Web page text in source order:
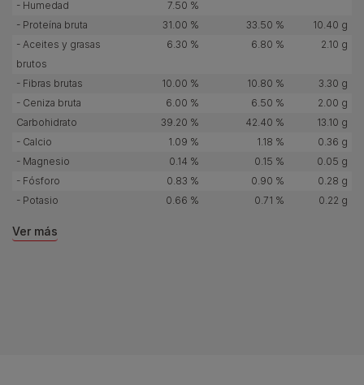
- Humedad
7.50 %
- Proteína bruta
31.00 % 33.50 %
10.40 g
- Aceites y grasas
brutos
6.30 % 6.80 % 2.10 g
- Fibras brutas 10.00 % 10.80 %
3.30 g
- Ceniza bruta
6.00 % 6.50 %
2.00 g
Carbohidrato
39.20 % 42.40 %
13.10 g
- Calcio
1.09 % 1.18 %
0.36 g
- Magnesio
0.14 % 0.15 %
0.05 g
- Fósforo
0.83 % 0.90 %
0.28 g
- Potasio
0.66 % 0.71 % 0.22 g
Ver más